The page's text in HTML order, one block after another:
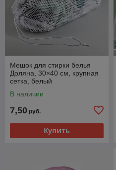
Мешок для стирки белья
Доляна, 30×40 см, крупная
сетка, белый
В наличии
7,50 руб.
Купить